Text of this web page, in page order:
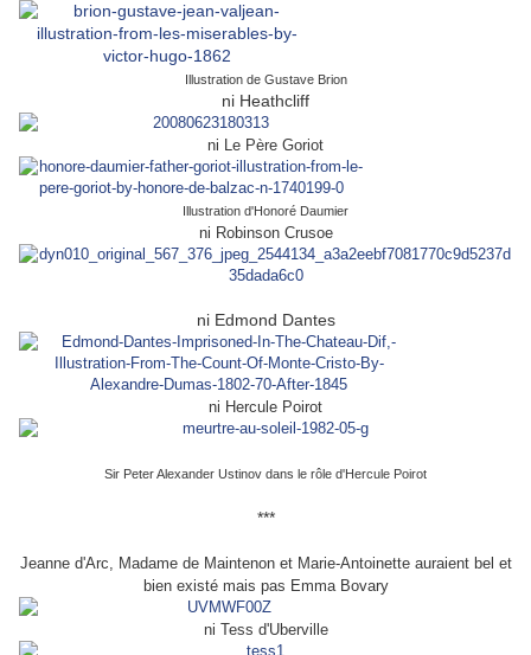
Illustration de Gustave Brion
ni Heathcliff
ni Le Père Goriot
Illustration d'Honoré Daumier
ni Robinson Crusoe
ni Edmond Dantes
ni Hercule Poirot
Sir Peter Alexander Ustinov dans le rôle d'Hercule Poirot
***
Jeanne d'Arc, Madame de Maintenon et Marie-Antoinette auraient bel et
bien existé mais pas Emma Bovary
ni Tess d'Uberville